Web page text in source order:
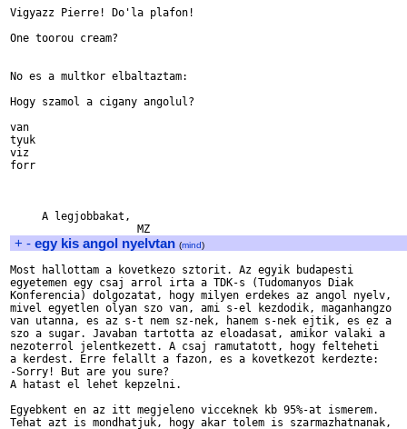
Vigyazz Pierre! Do'la plafon!
One toorou cream?
No es a multkor elbaltaztam:
Hogy szamol a cigany angolul?
van
tyuk
viz
forr
     A legjobbakat,
+ - egy kis angol nyelvtan (mind)
Most hallottam a kovetkezo sztorit. Az egyik budapesti
egyetemen egy csaj arrol irta a TDK-s (Tudomanyos Diak
Konferencia) dolgozatat, hogy milyen erdekes az angol nyelv,
mivel egyetlen olyan szo van, ami s-el kezdodik, maganhangzo
van utanna, es az s-t nem sz-nek, hanem s-nek ejtik, es ez a
szo a sugar. Javaban tartotta az eloadasat, amikor valaki a
nezoterrol jelentkezett. A csaj ramutatott, hogy felteheti
a kerdest. Erre felallt a fazon, es a kovetkezot kerdezte:
-Sorry! But are you sure?
A hatast el lehet kepzelni.
Egyebkent en az itt megjeleno vicceknek kb 95%-at ismerem.
Tehat azt is mondhatjuk, hogy akar tolem is szarmazhatnanak,